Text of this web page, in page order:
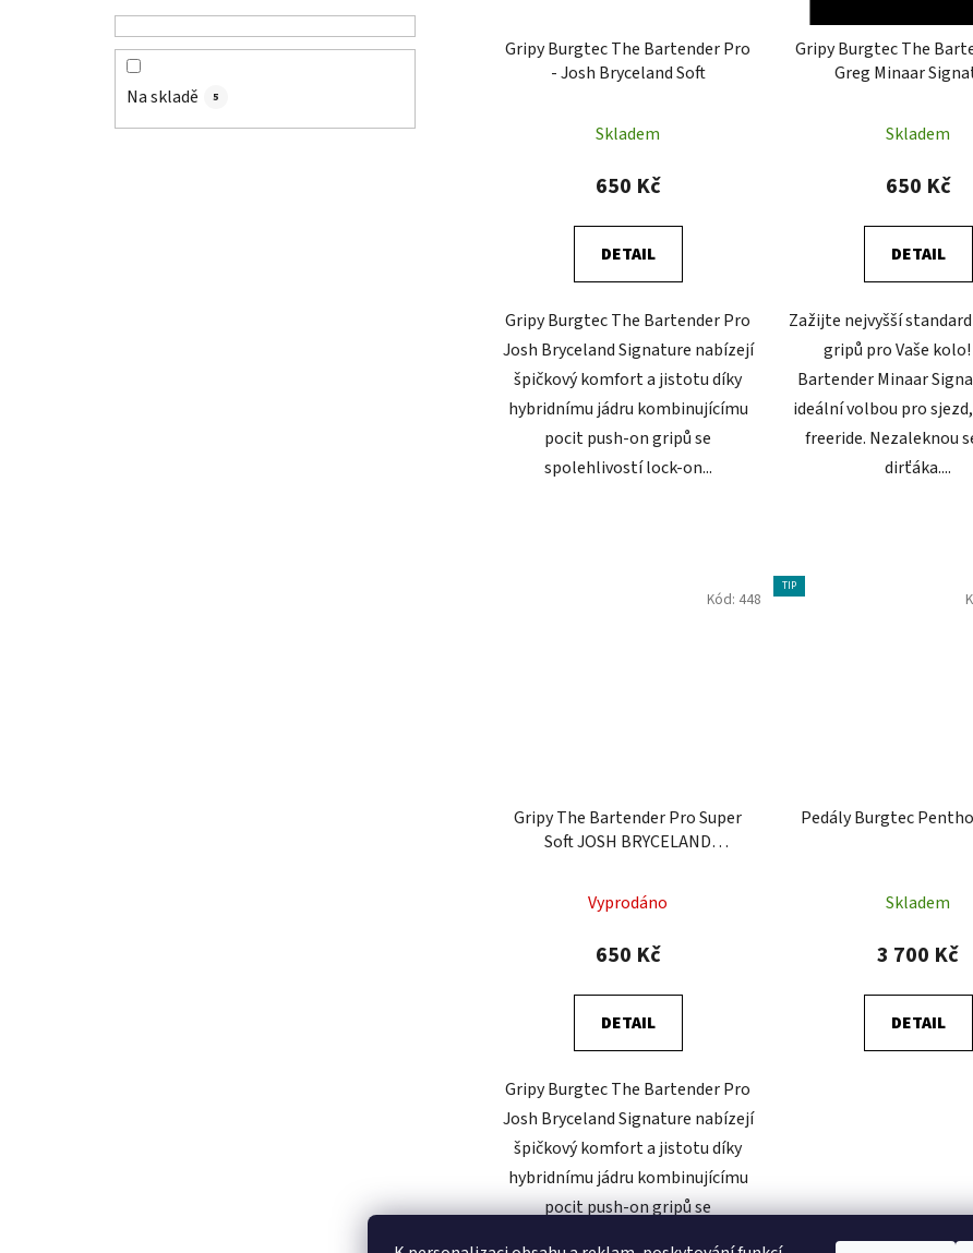
Na skladě 5
Gripy Burgtec The Bartender Pro
- Josh Bryceland Soft
hodnocení
produktu
4,0
z
hvězdiček.
Skladem
650 Kč
DETAIL
Gripy Burgtec The Bartender Pro
Josh Bryceland Signature nabízejí
špičkový komfort a jistotu díky
hybridnímu jádru kombinujícímu
pocit push-on gripů se
spolehlivostí lock-on...
Gripy Burgtec The
Greg Minaar
Skladem
650 Kč
DETAIL
Zažijte nejvyšší
gripů pro Vaše
Bartender Minaar
ideální volbou pro
freeride. Nezaleknou
dirťáka....
Gripy The Bartender Pro Super
Soft JOSH BRYCELAND
Vyprodáno
650 Kč
DETAIL
Gripy Burgtec The Bartender Pro
Josh Bryceland Signature nabízejí
špičkový komfort a jistotu díky
hybridnímu jádru kombinujícímu
pocit push-on gripů se
Kód: 448
TIP
Pedály Burgtec
Skladem
3 700 Kč
DETAIL